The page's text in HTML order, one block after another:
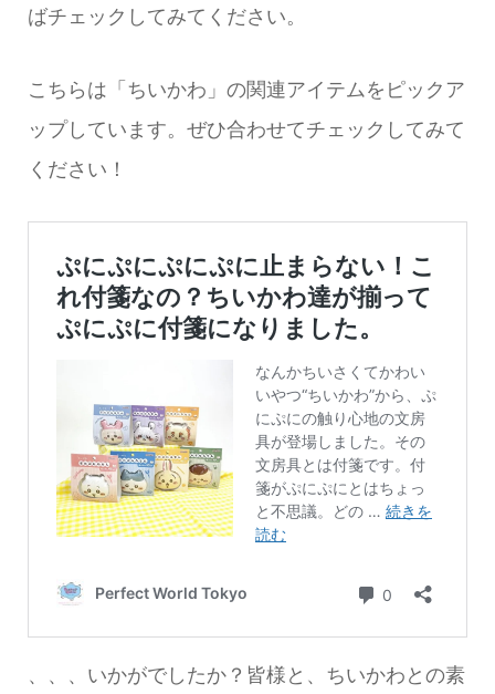
ばチェックしてみてください。
こちらは「ちいかわ」の関連アイテムをピックア
ップしています。ぜひ合わせてチェックしてみて
ください！
、、、いかがでしたか？皆様と、ちいかわとの素